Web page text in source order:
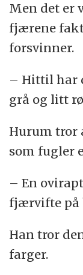
Men det er
fjærene
forsvinner.
– Hittil har
grå og litt
Hurum tror
som fugler
– En
fjærvifte på
Han tror
farger.